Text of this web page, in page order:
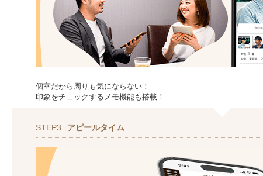
個室だから周りも気にならない！
印象をチェックするメモ機能も搭載！
STEP3 アピールタイム